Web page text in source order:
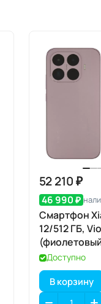
52 210 ₽
46 990 ₽
Смартфон
12/512 ГБ,
Доступно
В корзину